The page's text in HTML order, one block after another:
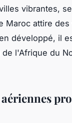
vibrantes,
Maroc attire
développé, il
l'Afrique du